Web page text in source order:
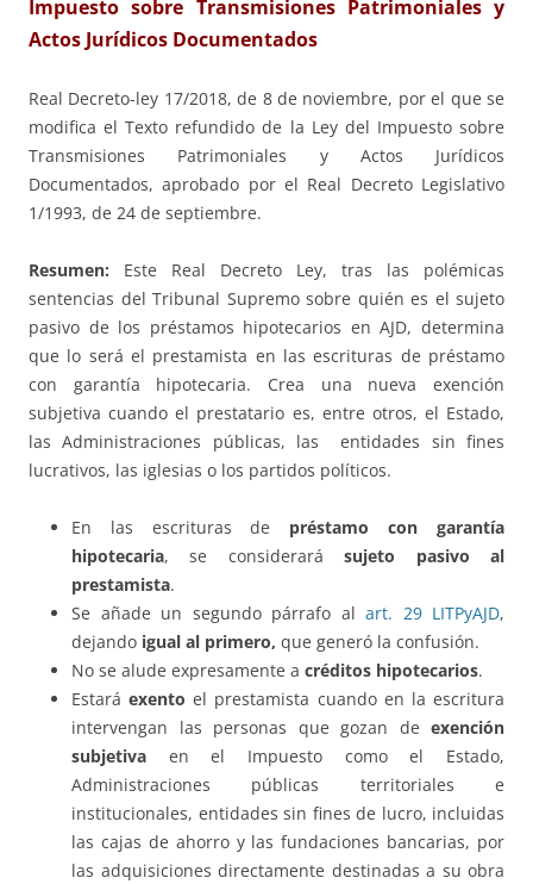
Impuesto sobre Transmisiones Patrimoniales y
Actos Jurídicos Documentados
Real Decreto-ley 17/2018, de 8 de noviembre, por el que se
modifica el Texto refundido de la Ley del Impuesto sobre
Transmisiones Patrimoniales y Actos Jurídicos
Documentados, aprobado por el Real Decreto Legislativo
1/1993, de 24 de septiembre.
Resumen: Este Real Decreto Ley, tras las polémicas
sentencias del Tribunal Supremo sobre quién es el sujeto
pasivo de los préstamos hipotecarios en AJD, determina
que lo será el prestamista en las escrituras de préstamo
con garantía hipotecaria. Crea una nueva exención
subjetiva cuando el prestatario es, entre otros, el Estado,
las Administraciones públicas, las entidades sin fines
lucrativos, las iglesias o los partidos políticos.
En las escrituras de préstamo con garantía
hipotecaria, se considerarásujeto pasivo al
prestamista.
Se añade un segundo párrafo al art. 29 LITPyAJD,
dejando igual al primero, que generó la confusión.
No se alude expresamente a créditos hipotecarios.
Estaráexento el prestamista cuando en la escritura
intervengan las personas que gozan de exención
subjetiva en el Impuesto como el Estado,
Administraciones públicas territoriales e
institucionales, entidades sin fines de lucro, incluidas
las cajas de ahorro y las fundaciones bancarias, por
las adquisiciones directamente destinadas a su obra